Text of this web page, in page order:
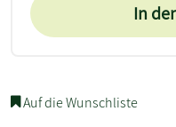
In
Auf die Wunschliste